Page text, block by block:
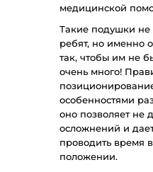
Такие подушки не
ребят, но именно
так, чтобы им не
очень много!
особенностями
оно позволяет не
осложнений и
проводить время
положении.
медицинской